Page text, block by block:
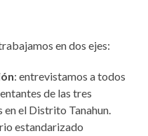
en dos ejes:
: entrevistamos a todos
de las tres
en el Distrito Tanahun.
estandarizado